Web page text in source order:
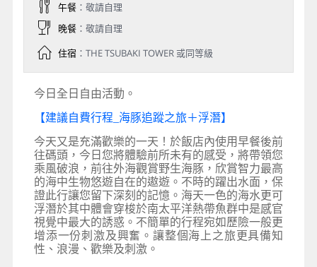
午餐：敬請自理
晚餐：敬請自理
住宿：THE TSUBAKI TOWER 或同等級
今日全日自由活動。
【建議自費行程_海豚追蹤之旅＋浮潛】
今天又是充滿歡樂的一天！於飯店內使用早餐後前
往碼頭，今日您將體驗前所未有的感受，將帶領您
乘風破浪，前往外海觀賞野生海豚，欣賞智力最高
的海中生物悠遊自在的遨遊。不時的躍出水面，保
證此行讓您留下深刻的記憶。海天一色的海水更可
浮潛於其中體會穿梭於南太平洋熱帶魚群中是感官
視覺中最大的誘惑。不簡單的行程宛如歷險一般更
增添一份刺激及興奮。讓整個海上之旅更具備知
性、浪漫、歡樂及刺激。